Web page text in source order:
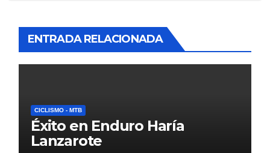
ENTRADA RELACIONADA
CICLISMO - MTB
Éxito en Enduro Haría
Lanzarote